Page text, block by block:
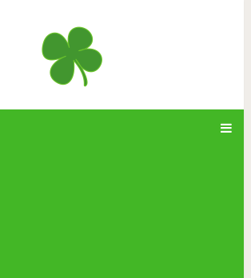
Власть ГОРМОНОВ: Как